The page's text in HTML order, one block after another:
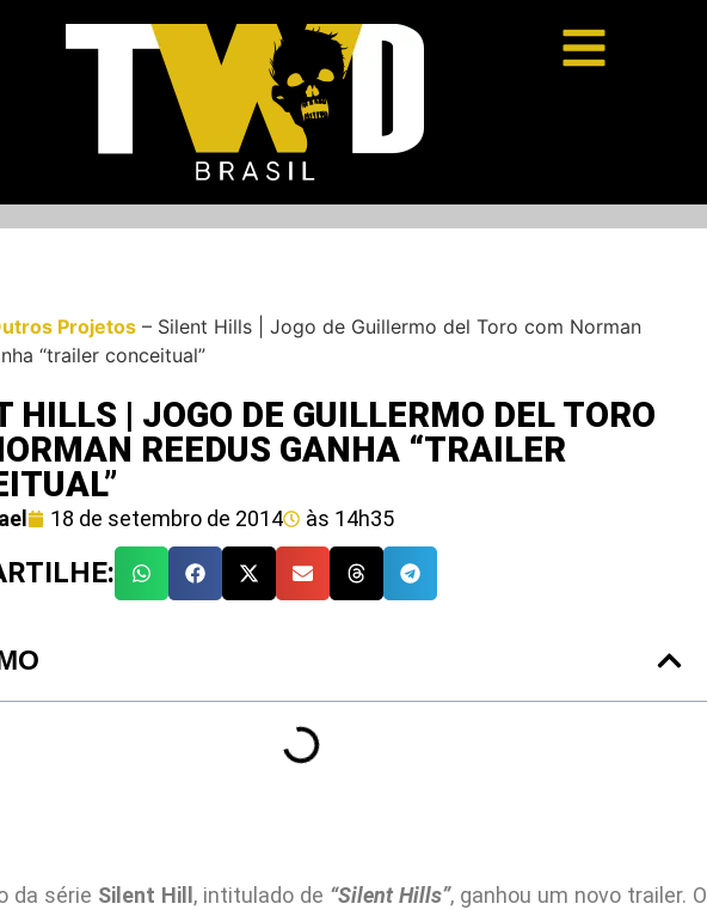
Projetos – Silent Hills | Jogo de Guillermo del Toro com Norman
“trailer conceitual”
HILLS | JOGO DE GUILLERMO DEL TORO
REEDUS GANHA “TRAILER
18 de setembro de 2014 às 14h35
da série Silent Hill , intitulado de “Silent Hills”, ganhou um novo trailer. O